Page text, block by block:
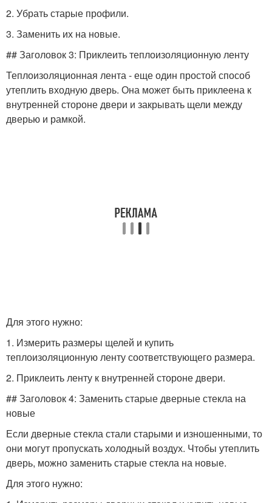
2. Убрать старые профили.
3. Заменить их на новые.
## Заголовок 3: Приклеить теплоизоляционную ленту
Теплоизоляционная лента - еще один простой способ
утеплить входную дверь. Она может быть приклеена к
внутренней стороне двери и закрывать щели между
дверью и рамкой.
Для этого нужно:
1. Измерить размеры щелей и купить
теплоизоляционную ленту соответствующего размера.
2. Приклеить ленту к внутренней стороне двери.
## Заголовок 4: Заменить старые дверные стекла на
новые
Если дверные стекла стали старыми и изношенными, то
они могут пропускать холодный воздух. Чтобы утеплить
дверь, можно заменить старые стекла на новые.
Для этого нужно: